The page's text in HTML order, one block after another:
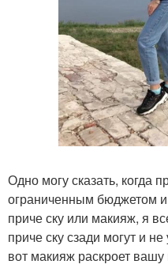
Одно могу сказать, когда
ограниченным бюджетом
приче ску или макияж, я
приче ску сзади могут и
вот макияж раскроет